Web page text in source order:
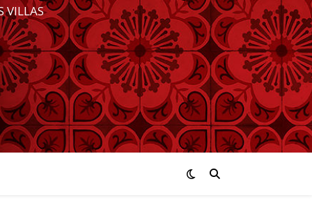
VILLAS